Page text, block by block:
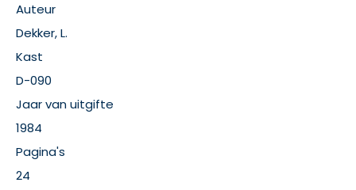
Auteur
Dekker, L.
Kast
D-090
Jaar van uitgifte
1984
Pagina's
24